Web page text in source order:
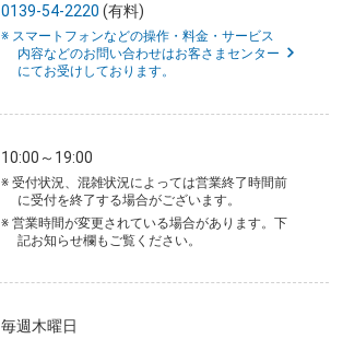
0139-54-2220 (有料)
※ スマートフォンなどの操作・料金・サービス
内容などのお問い合わせはお客さまセンター
にてお受けしております。
10:00～19:00
※ 受付状況、混雑状況によっては営業終了時間前
に受付を終了する場合がございます。
※ 営業時間が変更されている場合があります。下
記お知らせ欄もご覧ください。
毎週木曜日